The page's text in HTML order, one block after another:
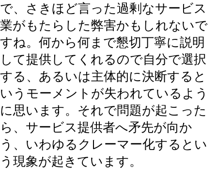
で、さきほど言った過剰なサービス
業がもたらした弊害かもしれないで
すね。何から何まで懇切丁寧に説明
して提供してくれるので自分で選択
する、あるいは主体的に決断すると
いうモーメントが失われているよう
に思います。それで問題が起こった
ら、サービス提供者へ矛先が向か
う、いわゆるクレーマー化するとい
う現象が起きています。